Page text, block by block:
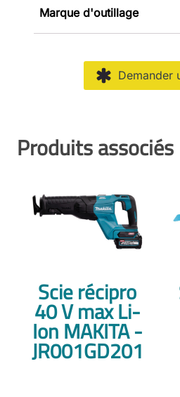
Marque d'outillage
Demander
Produits associés
Scie récipro
40 V max Li-
Ion MAKITA -
JR001GD201